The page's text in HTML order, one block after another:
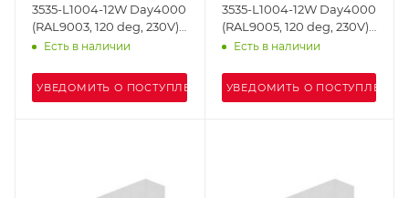
3535-L1004-12W Day4000
(RAL9003, 120 deg, 230V)
IP33 (Arlight, Металл)
Есть в наличии
УВЕДОМИТЬ О ПОСТУПЛЕНИИ
3535-L1004-12W Day4000
(RAL9005, 120 deg, 230V)
IP33 (Arlight, Металл)
Есть в наличии
УВЕДОМИТЬ О ПОСТУПЛЕНИИ